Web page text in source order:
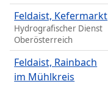
Feldaist, Kefermarkt
Hydrografischer Dienst
Oberösterreich
Feldaist, Rainbach
im Mühlkreis